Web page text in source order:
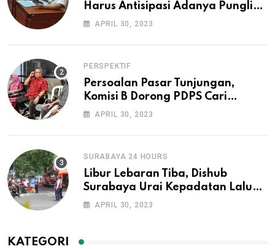
Harus Antisipasi Adanya Pungli
Pengurusan IMB dan Surat Ijo
APRIL 30, 2023
PERSPEKTIF
Persoalan Pasar Tunjungan,
Komisi B Dorong PDPS Cari
Investor
APRIL 30, 2023
SURABAYA 24 HOURS
Libur Lebaran Tiba, Dishub
Surabaya Urai Kepadatan Lalu
Lintas di Lokasi Wisata
APRIL 30, 2023
KATEGORI